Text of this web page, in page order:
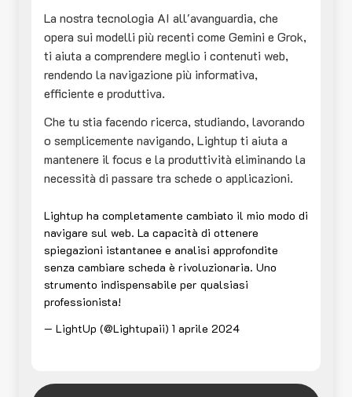
La nostra tecnologia AI all'avanguardia, che
opera sui modelli più recenti come Gemini e Grok,
ti aiuta a comprendere meglio i contenuti web,
rendendo la navigazione più informativa,
efficiente e produttiva.
Che tu stia facendo ricerca, studiando, lavorando
o semplicemente navigando, Lightup ti aiuta a
mantenere il focus e la produttività eliminando la
necessità di passare tra schede o applicazioni.
Lightup ha completamente cambiato il mio modo di
navigare sul web. La capacità di ottenere
spiegazioni istantanee e analisi approfondite
senza cambiare scheda è rivoluzionaria. Uno
strumento indispensabile per qualsiasi
professionista!
— LightUp (@Lightupaii) 1 aprile 2024